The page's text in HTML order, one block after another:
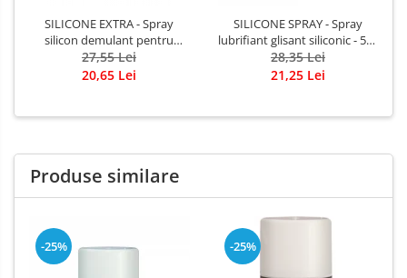
SILICONE EXTRA - Spray
silicon demulant pentru
plastic si cauciuc - 500 ml
27,55 Lei
20,65 Lei
SILICONE SPRAY - Spray
lubrifiant glisant siliconic - 500
ml
28,35 Lei
21,25 Lei
Produse similare
-25% -25%